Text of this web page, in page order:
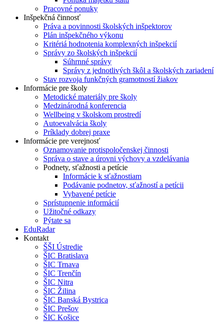
Pracovné ponuky
Inšpekčná činnosť
Práva a povinnosti školských inšpektorov
Plán inšpekčného výkonu
Kritériá hodnotenia komplexných inšpekcií
Správy zo školských inšpekcií
Súhrnné správy
Správy z jednotlivých škôl a školských zariadení
Stav rozvoja funkčných gramotností žiakov
Informácie pre školy
Metodické materiály pre školy
Medzinárodná konferencia
Wellbeing v školskom prostredí
Autoevalvácia školy
Príklady dobrej praxe
Informácie pre verejnosť
Oznamovanie protispoločenskej činnosti
Správa o stave a úrovni výchovy a vzdelávania
Podnety, sťažnosti a petície
Informácie k sťažnostiam
Podávanie podnetov, sťažností a petícii
Vybavené petície
Sprístupnenie informácií
Užitočné odkazy
Pýtate sa
EduRadar
Kontakt
ŠŠI Ústredie
ŠIC Bratislava
ŠIC Trnava
ŠIC Trenčín
ŠIC Nitra
ŠIC Žilina
ŠIC Banská Bystrica
ŠIC Prešov
ŠIC Košice